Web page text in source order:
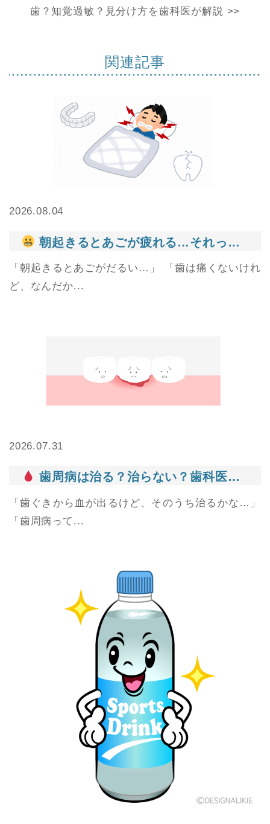
歯？知覚過敏？見分け方を歯科医が解説 >>
関連記事
2026.08.04
朝起きるとあごが疲れる…それって食いしばりかもしれません
「朝起きるとあごがだるい…」 「歯は痛くないけれ
ど、なんだか...
2026.07.31
歯周病は治る？治らない？歯科医がわかりやすく解説
「歯ぐきから血が出るけど、そのうち治るかな…」
「歯周病って...